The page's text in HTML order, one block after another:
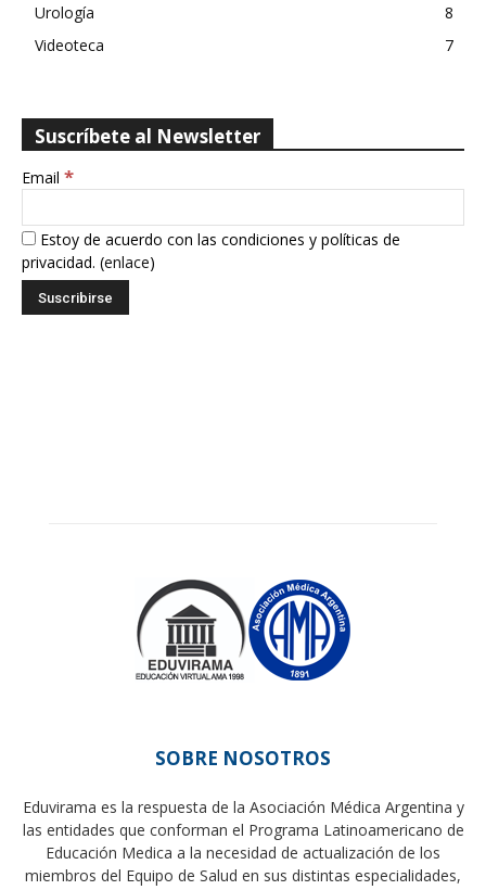
Urología
8
Videoteca
7
Suscríbete al Newsletter
Email *
Estoy de acuerdo con las condiciones y políticas de
privacidad. (enlace)
SOBRE NOSOTROS
Eduvirama es la respuesta de la Asociación Médica Argentina y
las entidades que conforman el Programa Latinoamericano de
Educación Medica a la necesidad de actualización de los
miembros del Equipo de Salud en sus distintas especialidades,